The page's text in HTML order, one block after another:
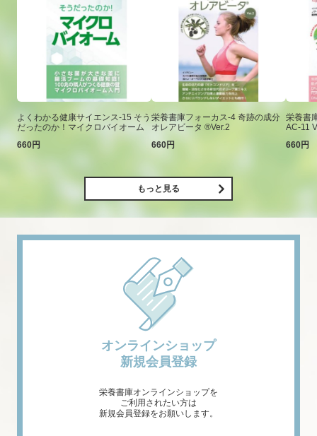
よくわかる健康サイエンス-15 そう
だったのか！マイクロバイオーム
660円
栄養書庫フォーカス-4 奇跡の成分
オレアビータ ®Ver.2
660円
栄養書
AC-11
660円
もっと見る
オンラインショップ
新規会員登録
栄養書庫オンラインショップを
ご利用されたい方は
新規会員登録をお願いします。